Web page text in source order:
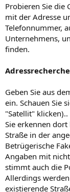
Probieren Sie die
mit der Adresse
Telefonnummer,
Unternehmens,
finden.
Geben Sie aus
ein. Schauen Sie
"Satellit" klicken)..
Sie erkennen
Straße in der
Betrügerische
Angaben mit
stimmt auch die
Allerdings
existierende